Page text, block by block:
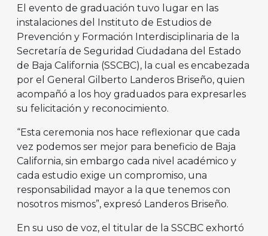
El evento de graduación tuvo lugar en las
instalaciones del Instituto de Estudios de
Prevención y Formación Interdisciplinaria de la
Secretaría de Seguridad Ciudadana del Estado
de Baja California (SSCBC), la cual es encabezada
por el General Gilberto Landeros Briseño, quien
acompañó a los hoy graduados para expresarles
su felicitación y reconocimiento.
“Esta ceremonia nos hace reflexionar que cada
vez podemos ser mejor para beneficio de Baja
California, sin embargo cada nivel académico y
cada estudio exige un compromiso, una
responsabilidad mayor a la que tenemos con
nosotros mismos”, expresó Landeros Briseño.
En su uso de voz, el titular de la SSCBC exhortó